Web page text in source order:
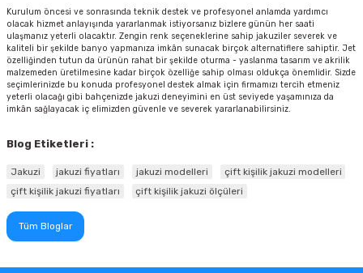
Kurulum öncesi ve sonrasında teknik destek ve profesyonel anlamda yardımcı
olacak hizmet anlayışında yararlanmak istiyorsanız bizlere günün her saati
ulaşmanız yeterli olacaktır. Zengin renk seçeneklerine sahip jakuziler severek ve
kaliteli bir şekilde banyo yapmanıza imkân sunacak birçok alternatiflere sahiptir. Jet
özelliğinden tutun da ürünün rahat bir şekilde oturma - yaslanma tasarım ve akrilik
malzemeden üretilmesine kadar birçok özelliğe sahip olması oldukça önemlidir. Sizde
seçimlerinizde bu konuda profesyonel destek almak için firmamızı tercih etmeniz
yeterli olacağı gibi bahçenizde jakuzi deneyimini en üst seviyede yaşamınıza da
imkân sağlayacak iç elimizden güvenle ve severek yararlanabilirsiniz.
Blog Etiketleri :
Jakuzi jakuzi fiyatları jakuzi modelleri
çift kişilik jakuzi modelleri
çift kişilik jakuzi fiyatları
çift kişilik jakuzi ölçüleri
Tüm Bloglar